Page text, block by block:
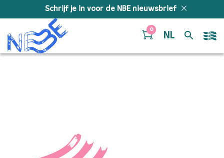
Schrijf je in voor de NBE nieuwsbrief
0
NL